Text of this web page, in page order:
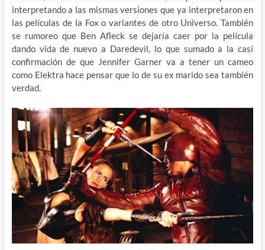
interpretando a las mismas versiones que ya interpretaron en
las películas de la Fox o variantes de otro Universo. También
se rumoreo que Ben Afleck se dejaría caer por la película
dando vida de nuevo a Daredevil, lo que sumado a la casi
confirmación de que Jennifer Garner va a tener un cameo
como Elektra hace pensar que lo de su ex marido sea también
verdad.